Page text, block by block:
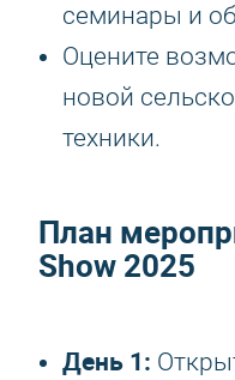
семинары и
Оцените
новой
техники.
План
Show 2025
День 1: